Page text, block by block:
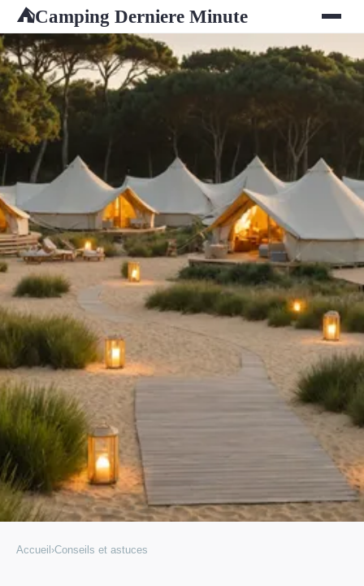
⛺Camping Derniere Minute
Accueil ›Conseils et astuces